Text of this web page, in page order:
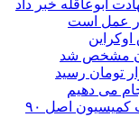
ابوعاقله خبر داد
عمل است
می دهیم
وزرای اقتصاد، صمت و دادگستری در جلسات کمیسیون اصل ۹۰